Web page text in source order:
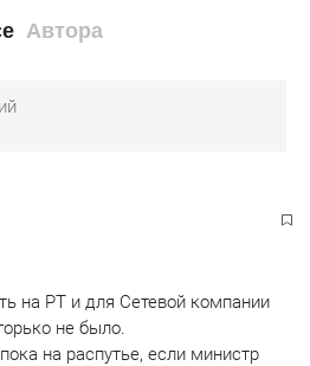
Автора
на РТ и для Сетевой компании
не было.
на распутье, если министр